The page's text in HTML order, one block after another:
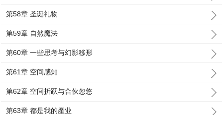
第58章 圣诞礼物
第59章 自然魔法
第60章 一些思考与幻影移形
第61章 空间感知
第62章 空间折跃与合伙忽悠
第63章 都是我的產业